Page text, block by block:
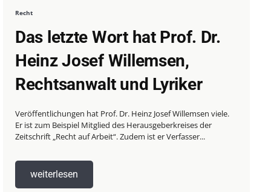
Recht
Das letzte Wort hat Prof. Dr.
Heinz Josef Willemsen,
Rechtsanwalt und Lyriker
Veröffentlichungen hat Prof. Dr. Heinz Josef Willemsen viele.
Er ist zum Beispiel Mitglied des Herausgeberkreises der
Zeitschrift „Recht auf Arbeit“. Zudem ist er Verfasser...
weiterlesen